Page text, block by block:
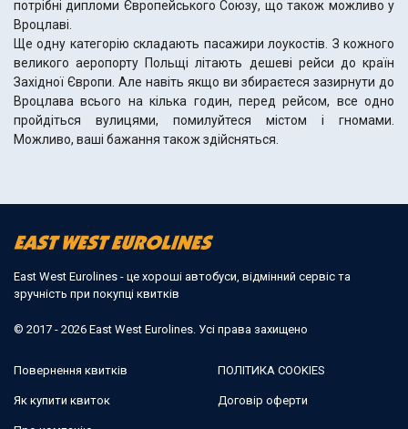
потрібні дипломи Європейського Союзу, що також можливо у
Вроцлаві.
Ще одну категорію складають пасажири лоукостів. З кожного
великого аеропорту Польщі літають дешеві рейси до країн
Західної Європи. Але навіть якщо ви збираєтеся зазирнути до
Вроцлава всього на кілька годин, перед рейсом, все одно
пройдіться вулицями, помилуйтеся містом і гномами.
Можливо, ваші бажання також здійсняться.
East West Eurolines - це хороші автобуси, відмінний сервіс та
зручність при покупці квитків
© 2017 - 2026 East West Eurolines. Усі права захищено
Повернення квитків
Як купити квиток
ПОЛІТИКА COOKIES
Договір оферти